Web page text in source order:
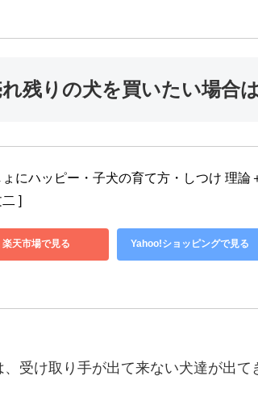
残りの犬を買いたい場合
ょにハッピー・子犬の育て方・しつけ 理論
]
楽天市場で見る Yahoo!ショッピングで見る
受け取り手が出て来ない犬達が出て